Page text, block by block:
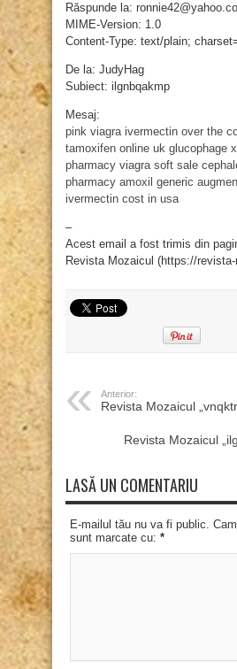
Răspunde la:
MIME-Version: 1.0
Content-Type: text/plain;
De la: JudyHag
Subiect: ilgnbqakmp
Mesaj:
pink viagra ivermectin over the
tamoxifen online uk glucophage xl
pharmacy viagra soft sale
pharmacy amoxil generic
ivermectin cost in usa
–
Acest email a fost trimis din
Revista Mozaicul (https://
Anterior:
Revista Mozaicul
Revista Mozaicul
LASĂ UN COMENTARIU
E-mailul tău nu va fi public.
sunt marcate cu: *